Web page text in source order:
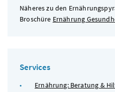
Näheres zu den
Broschüre Ernährung
Services
Ernährung: Beratung &